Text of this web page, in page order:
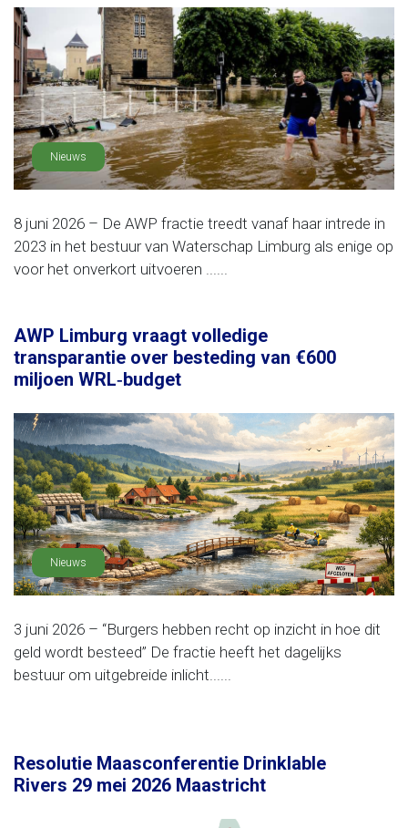
Nieuws
8 juni 2026 – De AWP fractie treedt vanaf haar intrede in
2023 in het bestuur van Waterschap Limburg als enige op
voor het onverkort uitvoeren ......
AWP Limburg vraagt volledige
transparantie over besteding van €600
miljoen WRL‑budget
Nieuws
3 juni 2026 – “Burgers hebben recht op inzicht in hoe dit
geld wordt besteed” De fractie heeft het dagelijks
bestuur om uitgebreide inlicht......
Resolutie Maasconferentie Drinklable
Rivers 29 mei 2026 Maastricht